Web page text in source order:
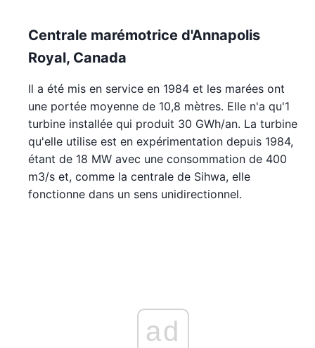
Centrale marémotrice d'Annapolis
Royal, Canada
Il a été mis en service en 1984 et les marées ont
une portée moyenne de 10,8 mètres. Elle n'a qu'1
turbine installée qui produit 30 GWh/an. La turbine
qu'elle utilise est en expérimentation depuis 1984,
étant de 18 MW avec une consommation de 400
m3/s et, comme la centrale de Sihwa, elle
fonctionne dans un sens unidirectionnel.
ad